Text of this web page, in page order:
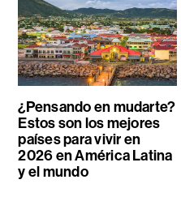
¿Pensando en mudarte?
Estos son los mejores
países para vivir en
2026 en América Latina
y el mundo